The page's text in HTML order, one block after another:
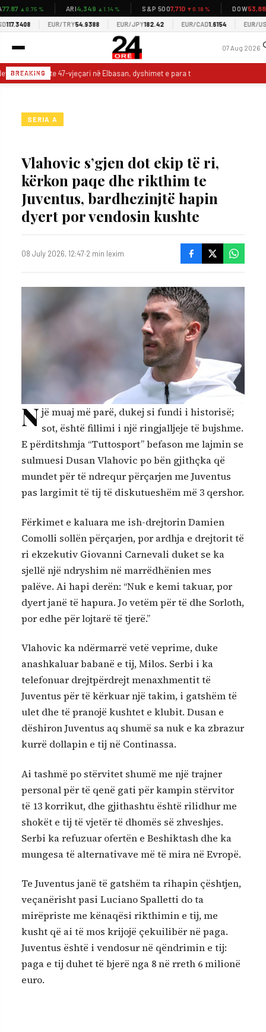
▲0.75 % ARI4,349▲1.14 % S&P 5007,710▼0.18 % DOW53,885
EUR/TRY54.9388 EUR/JPY182.42 EUR/CAD1.6154 EUR/USD
07 Aug 2026
BREAKING
pa shenja jete 47-vjeçari në Elbasan, dyshimet e para të policisë
SERIA A
Vlahovic s’gjen dot ekip të ri,
kërkon paqe dhe rikthim te
Juventus, bardhezinjtë hapin
dyert por vendosin kushte
08 July 2026, 12:47·2 min lexim
N jë muaj më parë, dukej si fundi i historisë;
sot, është fillimi i një ringjalljeje të bujshme.
E përditshmja “Tuttosport” befason me lajmin se
sulmuesi Dusan Vlahovic po bën gjithçka që
mundet për të ndrequr përçarjen me Juventus
pas largimit të tij të diskutueshëm më 3 qershor.
Fërkimet e kaluara me ish-drejtorin Damien
Comolli sollën përçarjen, por ardhja e drejtorit të
ri ekzekutiv Giovanni Carnevali duket se ka
sjellë një ndryshim në marrëdhënien mes
palëve. Ai hapi derën: “Nuk e kemi takuar, por
dyert janë të hapura. Jo vetëm për të dhe Sorloth,
por edhe për lojtarë të tjerë.”
Vlahovic ka ndërmarrë vetë veprime, duke
anashkaluar babanë e tij, Milos. Serbi i ka
telefonuar drejtpërdrejt menaxhmentit të
Juventus për të kërkuar një takim, i gatshëm të
ulet dhe të pranojë kushtet e klubit. Dusan e
dëshiron Juventus aq shumë sa nuk e ka zbrazur
kurrë dollapin e tij në Continassa.
Ai tashmë po stërvitet shumë me një trajner
personal për të qenë gati për kampin stërvitor
të 13 korrikut, dhe gjithashtu është rilidhur me
shokët e tij të vjetër të dhomës së zhveshjes.
Serbi ka refuzuar ofertën e Beshiktash dhe ka
mungesa të alternativave më të mira në Evropë.
Te Juventus janë të gatshëm ta rihapin çështjen,
veçanërisht pasi Luciano Spalletti do ta
mirëpriste me kënaqësi rikthimin e tij, me
kusht që ai të mos krijojë çekuilibër në paga.
Juventus është i vendosur në qëndrimin e tij:
paga e tij duhet të bjerë nga 8 në rreth 6 milionë
euro.